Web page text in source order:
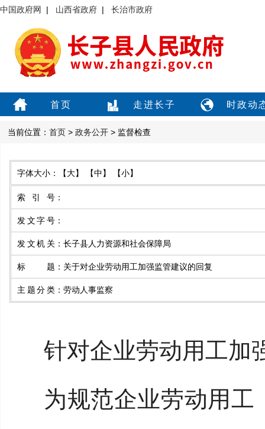
中国政府网 | 山西省政府 | 长治市政府
首页 走进长子 时政动
当前位置： 首页 > 政务公开 > 监督检查
字体大小： 【大】 【中】 【小】
索引号 ：
发文字号 ：
发文机关 ： 长子县人力资源和社会保障局
标题 ： 关于对企业劳动用工加强监管建议的回复
主题分类 ： 劳动人事监察
针对企业劳动用工加
为规范企业劳动用